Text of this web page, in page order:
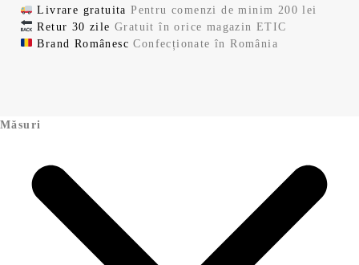
a
f
s
s
t
:
1
Livrare gratuitaPentru comenzi de minim 200 lei
Retur 30 zile Gratuit în orice magazin ETIC
Brand RomânescConfecționate în România
Măsuri